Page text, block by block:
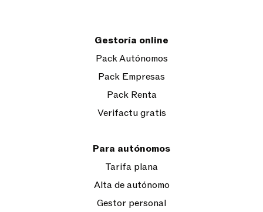
Gestoría online
Pack Autónomos
Pack Empresas
Pack Renta
Verifactu gratis
Para autónomos
Tarifa plana
Alta de autónomo
Gestor personal